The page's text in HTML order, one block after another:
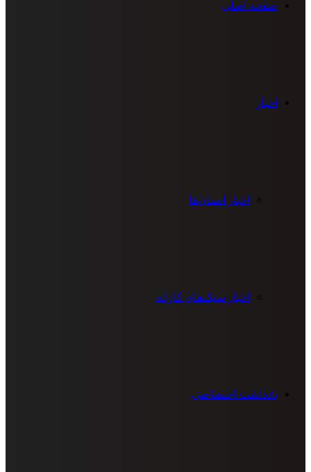
صفحه اصلی
اخبار
اخبار استان‌ها
اخبار سبک‌های کاراته
یادداشت اختصاصی